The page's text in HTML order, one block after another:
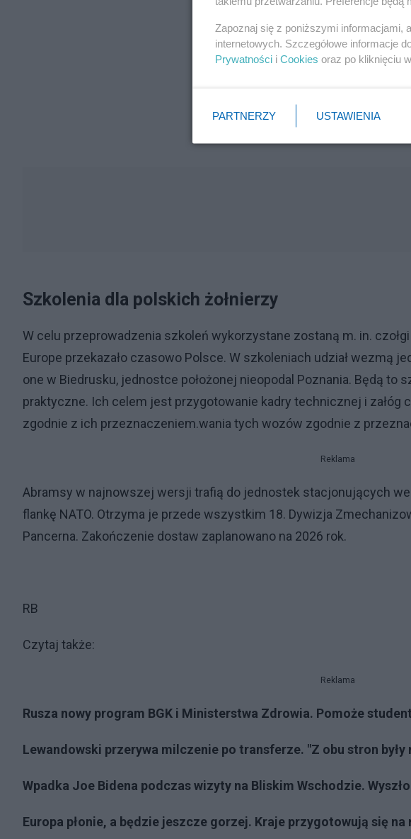
Szkolenia dla polskich żołnierzy
W celu przeprowadzenia szkoleń wykorzystane zostaną m. in.
Europe przekazało czasowo Polsce. W szkoleniach udział wezmą
one w Biedrusku, jednostce położonej nieopodal Poznania. Będą to
praktyczne. Ich celem jest przygotowanie kadry technicznej i załóg
zgodnie z ich przeznaczeniem.wania tych wozów zgodnie z
Reklama
Abramsy w najnowszej wersji trafią do jednostek stacjonujących
flankę NATO. Otrzyma je przede wszystkim 18. Dywizja
Pancerna. Zakończenie dostaw zaplanowano na 2026 rok.
RB
Czytaj także:
Reklama
Rusza nowy program BGK i Ministerstwa Zdrowia. Pomoże
Lewandowski przerywa milczenie po transferze. "Z obu stron
Wpadka Joe Bidena podczas wizyty na Bliskim Wschodzie.
Europa płonie, a będzie jeszcze gorzej. Kraje przygotowują się na
Zapoznaj się z poniższymi informacjami,
internetowych. Szczegółowe informacje
Prywatności i Cookies oraz po kliknięciu
PARTNERZY USTAWIENIA